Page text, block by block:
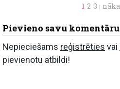
1 2 3
Pievieno savu komentāru
Nepieciešams reģistrēties vai
pievienotu atbildi!